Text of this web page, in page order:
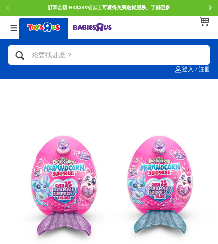
訂單金額 HK$349或以上可獲得免費送貨服務。 了解更多
登入 / 註冊
返回
分類目錄
人氣英雄,角色扮演,射擊玩具
玩具車,貨車,火車及遙控系列
手工藝,文具,蠟筆,泥膠,畫板
娃娃, 芭比,收藏公仔
電子玩具
返回
品牌
Brunch Brother 早午餐兄弟
Mini Brands
Play-Doh培樂多
Pokemon寶可夢
playpop
返回
年齢
0~2歳
8~11歳
12~14歳
14歳以上